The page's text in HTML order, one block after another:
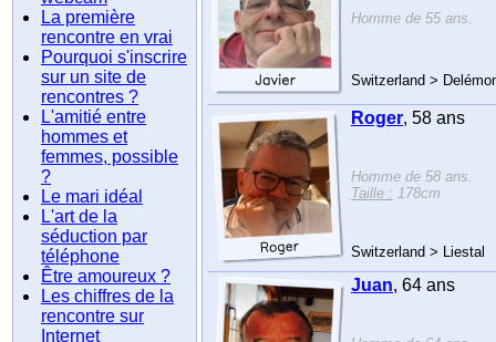
La première
rencontre en vrai
Pourquoi s'inscrire
sur un site de
rencontres ?
L'amitié entre
hommes et
femmes, possible
?
Le mari idéal
L'art de la
séduction par
téléphone
Être amoureux ?
Les chiffres de la
rencontre sur
Internet
Homme de 55 ans.
Switzerland >
Roger, 58 ans
Homme de 58 ans.
Taille : 178cm
Switzerland > Liestal
Juan, 64 ans